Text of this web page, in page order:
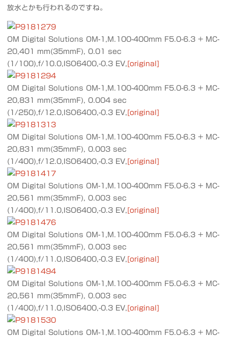
放水とかも行われるのですね。
OM Digital Solutions OM-1,M.100-400mm F5.0-6.3 + MC-
20,401 mm(35mmF), 0.01 sec
(1/100),f/10.0,ISO6400,-0.3 EV,[original]
OM Digital Solutions OM-1,M.100-400mm F5.0-6.3 + MC-
20,831 mm(35mmF), 0.004 sec
(1/250),f/12.0,ISO6400,-0.3 EV,[original]
OM Digital Solutions OM-1,M.100-400mm F5.0-6.3 + MC-
20,831 mm(35mmF), 0.003 sec
(1/400),f/12.0,ISO6400,-0.3 EV,[original]
OM Digital Solutions OM-1,M.100-400mm F5.0-6.3 + MC-
20,561 mm(35mmF), 0.003 sec
(1/400),f/11.0,ISO6400,-0.3 EV,[original]
OM Digital Solutions OM-1,M.100-400mm F5.0-6.3 + MC-
20,561 mm(35mmF), 0.003 sec
(1/400),f/11.0,ISO6400,-0.3 EV,[original]
OM Digital Solutions OM-1,M.100-400mm F5.0-6.3 + MC-
20,561 mm(35mmF), 0.003 sec
(1/400),f/11.0,ISO6400,-0.3 EV,[original]
OM Digital Solutions OM-1,M.100-400mm F5.0-6.3 + MC-